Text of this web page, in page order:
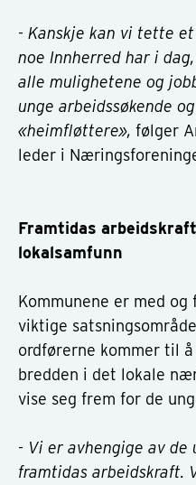
- Kanskje kan vi tette
noe Innherred har i
alle mulighetene og
unge arbeidssøkende
«heimfløttere», følger
leder i
Framtidas
lokalsamfunn
Kommunene er med
viktige
ordførerne kommer til
bredden i det lokale
vise seg frem for de
- Vi er avhengige av de
framtidas arbeidskraft.